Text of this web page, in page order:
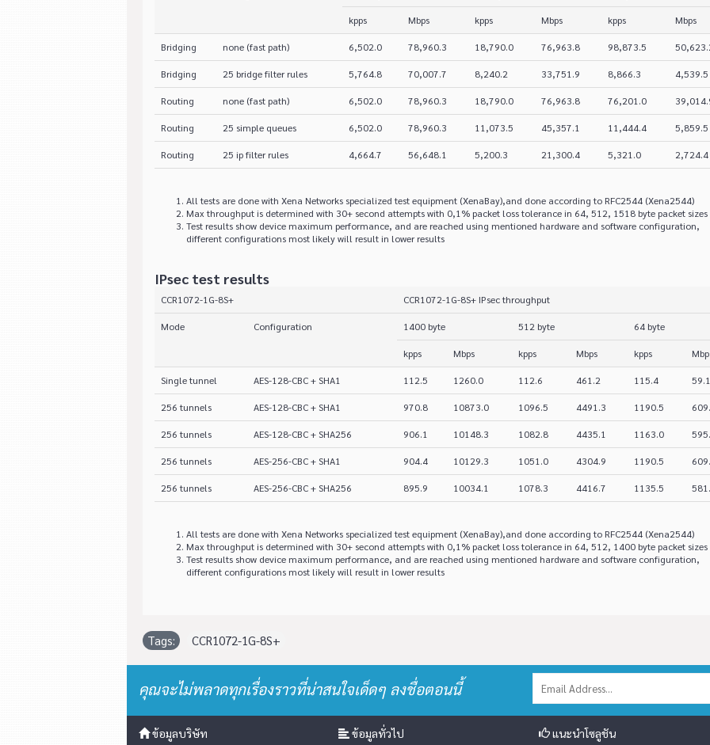
kpps Mbps kpps Mbps kpps Mbps
Bridging none (fast path) 6,502.0 78,960.3 18,790.0 76,963.8 98,873.5
Bridging 25 bridge filter rules 5,764.8 70,007.7 8,240.2 33,751.9 8,866.3 4,539.5
Routing none (fast path) 6,502.0 78,960.3 18,790.0 76,963.8 76,201.0
Routing 25 simple queues 6,502.0 78,960.3 11,073.5 45,357.1 11,444.4 5,859.5
Routing 25 ip filter rules 4,664.7 56,648.1 5,200.3 21,300.4 5,321.0 2,724.4
All tests are done with Xena Networks specialized test equipment (XenaBay),and done according to RFC2544 (Xena2544)
Max throughput is determined with 30+ second attempts with 0,1% packet loss tolerance in 64, 512, 1518 byte packet sizes
Test results show device maximum performance, and are reached using mentioned hardware and software configuration,
different configurations most likely will result in lower results
IPsec test results
CCR1072-1G-8S+ CCR1072-1G-8S+ IPsec throughput
Mode Configuration 1400 byte 512 byte 64 byte
kpps Mbps kpps Mbps kpps
Single tunnel AES-128-CBC + SHA1 112.5 1260.0 112.6 461.2 115.4 59.1
256 tunnels AES-128-CBC + SHA1 970.8 10873.0 1096.5 4491.3 1190.5
256 tunnels AES-128-CBC + SHA256 906.1 10148.3 1082.8 4435.1 1163.0
256 tunnels AES-256-CBC + SHA1 904.4 10129.3 1051.0 4304.9 1190.5
256 tunnels AES-256-CBC + SHA256 895.9 10034.1 1078.3 4416.7 1135.5
All tests are done with Xena Networks specialized test equipment (XenaBay),and done according to RFC2544 (Xena2544)
Max throughput is determined with 30+ second attempts with 0,1% packet loss tolerance in 64, 512, 1400 byte packet sizes
Test results show device maximum performance, and are reached using mentioned hardware and software configuration,
different configurations most likely will result in lower results
Tags: CCR1072-1G-8S+
คุณจะไม่พลาดทุกเรื่องราวที่น่าสนใจเด็ดๆ ลงชื่อตอนนี้
ข้อมูลบริษัท ข้อมูลทั่วไป แนะนำโซลูชัน